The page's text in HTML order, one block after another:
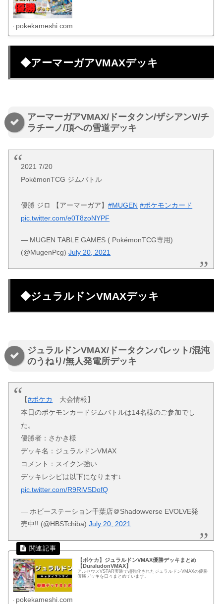
pokekameshi.com
◆アーマーガアVMAXデッキ
アーマーガアVMAX/ドータクン/ザシアンV/チ
ラチーノ/頂への雪道デッキ
2021 7/20
PokémonTCG ジムバトル
優勝 ジロ 【アーマーガア】#MUGEN #ポケモンカード
pic.twitter.com/e0T8zoNYPF
— MUGEN TABLE GAMES ( PokémonTCG専用)
(@MugenPcg)July 20, 2021
◆ジュラルドンVMAXデッキ
ジュラルドンVMAX/ドータクンバレット/混沌
のうねり/無人発電所デッキ
【#ポケカ
大会情報】
本日のポケモンカードジムバトルは14名様のご参加でし
た。
優勝者：さかき様
デッキ名：ジュラルドンVMAX
コメント：スイクン強い
デッキレシピは以下になります↓
pic.twitter.com/R9RlVSDofQ
— ホビーステーション千葉店＠Shadowverse EVOLVE発
売中!! (@HBSTchiba)July 20, 2021
【ポケカ】ジュラルドンVMAX優勝デッキまとめ
【DuraludonVMAX】
アルセウスVSTAR実装で超強化されたジュラルドンVMAXの優勝
優勝デッキを日々まとめています。
pokekameshi.com